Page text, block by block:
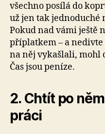
všechno posílá do
už jen tak jednoduché
Pokud nad vámi ještě
příplatkem – a nedivte
na něj vykašlali, mohl
Čas jsou peníze.
2. Chtít po
práci